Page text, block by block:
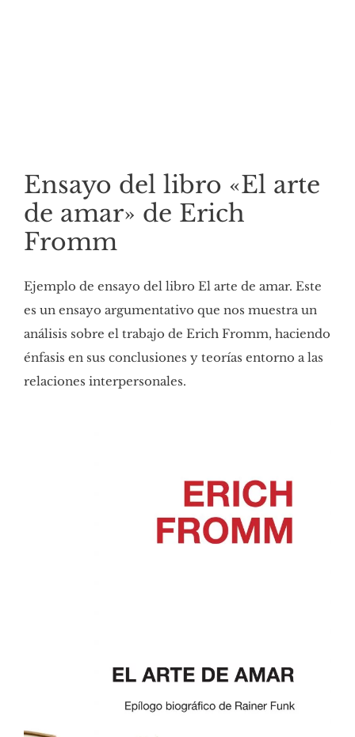
Ensayo del libro «El arte
de amar» de Erich
Fromm
Ejemplo de ensayo del libro El arte de amar. Este
es un ensayo argumentativo que nos muestra un
análisis sobre el trabajo de Erich Fromm, haciendo
énfasis en sus conclusiones y teorías entorno a las
relaciones interpersonales.